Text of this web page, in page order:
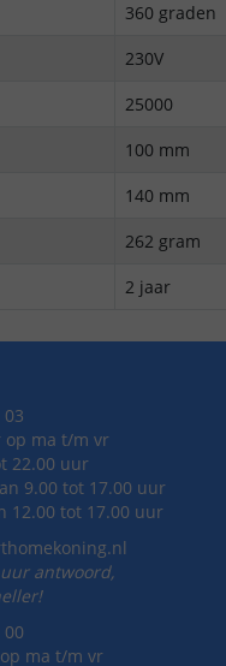
360 graden
230V
25000
100 mm
140 mm
262 gram
2 jaar
03
op ma t/m vr
22.00 uur
9.00 tot 17.00 uur
12.00 tot 17.00 uur
antwoord,
00
ma t/m vr